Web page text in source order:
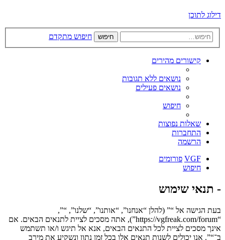
דילוג לתוכן
חיפוש חיפוש מתקדם
קישורים מהירים
נושאים ללא תגובות
נושאים פעילים
חיפוש
שאלות נפוצות
התחברות
הרשמה
VGF פורומים
חיפוש
- תנאי שימוש
בעת הגישה אל “” (להלן “אנחנו”, “אותנו”, “שלנו”, “”,
“https://vgfreak.com/forum”), אתה מסכים לציית לתנאים הבאים. אם
אינך מסכים לציית לכל התנאים הבאים, אנא אל תיגש ו/או תשתמש
ב־“”. אנו יכולים לשנות תנאים אלו בכל זמן נתון ונשקיע את מירב